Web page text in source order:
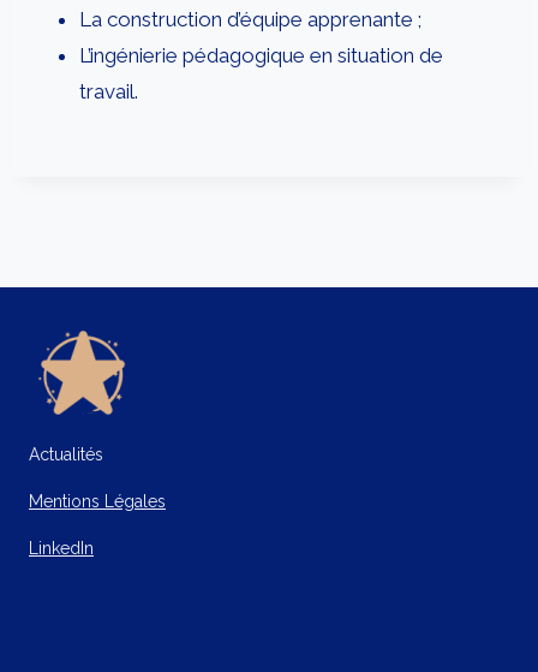
La construction d’équipe apprenante ;
L’ingénierie pédagogique en situation de
travail.
Actualités
Mentions Légales
LinkedIn